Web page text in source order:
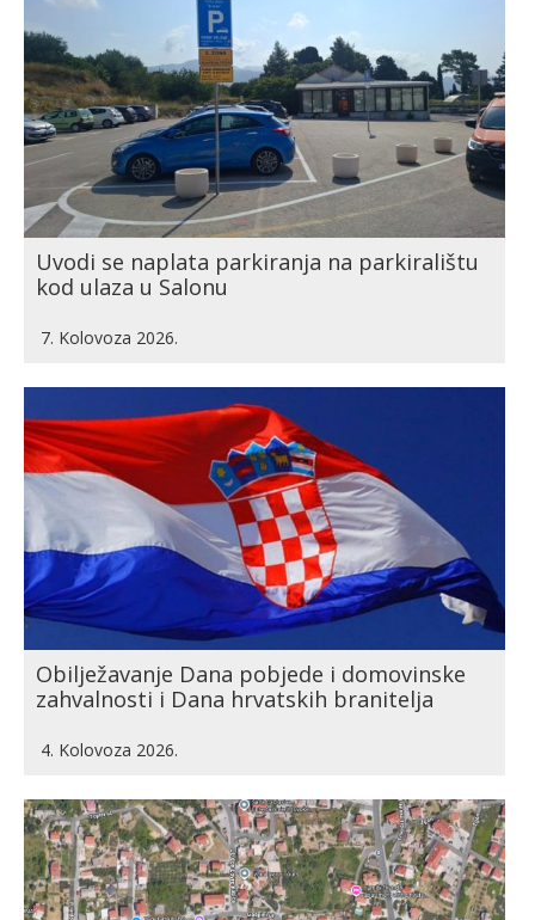
Uvodi se naplata parkiranja na parkiralištu
kod ulaza u Salonu
7. Kolovoza 2026.
Obilježavanje Dana pobjede i domovinske
zahvalnosti i Dana hrvatskih branitelja
4. Kolovoza 2026.